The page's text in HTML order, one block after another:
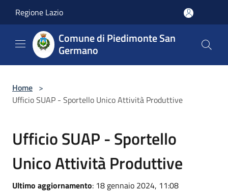
Regione Lazio
Comune di Piedimonte San
Germano
Home >
Ufficio SUAP - Sportello Unico Attività Produttive
Ufficio SUAP - Sportello
Unico Attività Produttive
Ultimo aggiornamento: 18 gennaio 2024, 11:08